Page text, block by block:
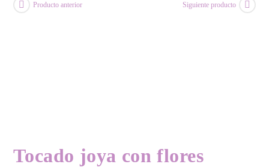
Producto anterior Siguiente producto
Tocado joya con flores